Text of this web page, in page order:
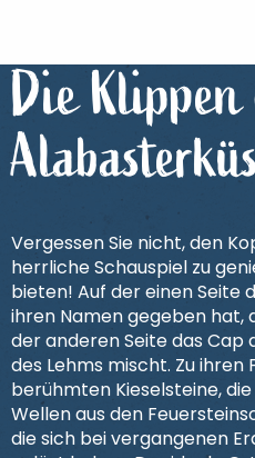
Die Klippen
Vergessen Sie nicht, den
herrliche Schauspiel zu
bieten! Auf der einen Seite
ihren Namen gegeben hat,
der anderen Seite das Cap
des Lehms mischt. Zu ihren
berühmten Kieselsteine,
Wellen aus den
die sich bei vergangenen